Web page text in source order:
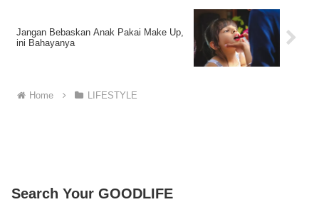
Jangan Bebaskan Anak Pakai Make Up,
ini Bahayanya
Home LIFESTYLE
Search Your GOODLIFE